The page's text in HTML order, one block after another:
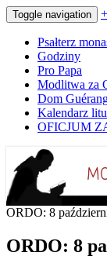
Toggle navigation
Psałterz
Godziny
Pro Papa
Modlitwa za
Dom
Kalendarz
OFICJUM
+Deus,
Codziennie
ORDO: 8
ORDO: 8